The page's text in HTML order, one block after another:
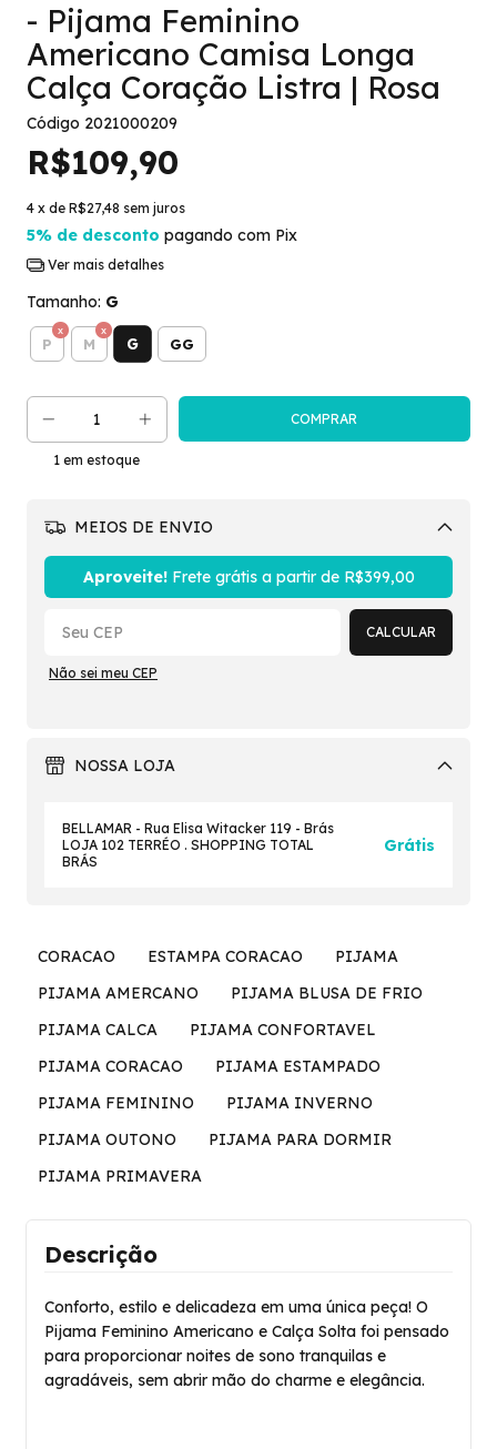
- Pijama Feminino
Americano Camisa Longa
Calça Coração Listra | Rosa
Código 2021000209
R$109,90
4 x de R$27,48 sem juros
5% de desconto pagando com Pix
Ver mais detalhes
Tamanho: G
P M G GG
1 em estoque
MEIOS DE ENVIO
Aproveite!Frete grátis a partir de R$399,00
CALCULAR
Não sei meu CEP
NOSSA LOJA
BELLAMAR - Rua Elisa Witacker 119 - Brás
LOJA 102 TERRÉO . SHOPPING TOTAL
BRÁS
Grátis
CORACAO ESTAMPA CORACAO
PIJAMA
PIJAMA AMERCANO
PIJAMA BLUSA DE FRIO
PIJAMA CALCA
PIJAMA CONFORTAVEL
PIJAMA CORACAO
PIJAMA ESTAMPADO
PIJAMA FEMININO
PIJAMA INVERNO
PIJAMA OUTONO
PIJAMA PARA DORMIR
PIJAMA PRIMAVERA
Descrição
Conforto, estilo e delicadeza em uma única peça! O
Pijama Feminino Americano e Calça Solta foi pensado
para proporcionar noites de sono tranquilas e
agradáveis, sem abrir mão do charme e elegância.